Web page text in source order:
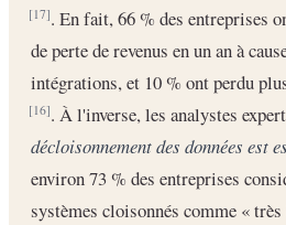
[17]. En fait, 66 % des entreprises
de perte de revenus en un an à
intégrations, et 10 % ont perdu
[16]. À l'inverse, les analystes
décloisonnement des données est
environ 73 % des entreprises
systèmes cloisonnés comme «